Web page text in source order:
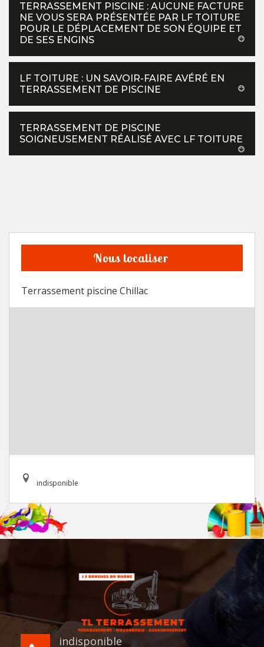
TERRASSEMENT PISCINE : AUCUNE FACTURE
NE VOUS SERA PRÉSENTÉE PAR LF TOITURE
POUR LE DÉPLACEMENT DE SON ÉQUIPE ET
DE SES ENGINS
LF TOITURE : UN SAVOIR-FAIRE AVÉRÉ EN
TERRASSEMENT DE PISCINE
TERRASSEMENT DE PISCINE
SOIGNEUSEMENT RÉALISÉ AVEC LF TOITURE
Nous localiser
Terrassement piscine Chillac
indisponible
indisponible